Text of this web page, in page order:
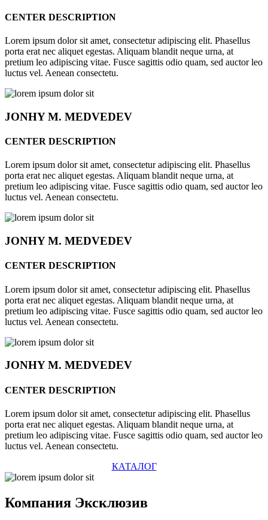
CENTER DESCRIPTION
Lorem ipsum dolor sit amet, consectetur adipiscing elit. Phasellus
porta erat nec aliquet egestas. Aliquam blandit neque urna, at
pretium leo adipiscing vitae. Fusce sagittis odio quam, sed auctor leo
luctus vel. Aenean consectetu.
JONHYM. MEDVEDEV
CENTER DESCRIPTION
Lorem ipsum dolor sit amet, consectetur adipiscing elit. Phasellus
porta erat nec aliquet egestas. Aliquam blandit neque urna, at
pretium leo adipiscing vitae. Fusce sagittis odio quam, sed auctor leo
luctus vel. Aenean consectetu.
JONHYM. MEDVEDEV
CENTER DESCRIPTION
Lorem ipsum dolor sit amet, consectetur adipiscing elit. Phasellus
porta erat nec aliquet egestas. Aliquam blandit neque urna, at
pretium leo adipiscing vitae. Fusce sagittis odio quam, sed auctor leo
luctus vel. Aenean consectetu.
JONHYM. MEDVEDEV
CENTER DESCRIPTION
Lorem ipsum dolor sit amet, consectetur adipiscing elit. Phasellus
porta erat nec aliquet egestas. Aliquam blandit neque urna, at
pretium leo adipiscing vitae. Fusce sagittis odio quam, sed auctor leo
luctus vel. Aenean consectetu.
КАТАЛОГ
Компания Эксклюзив